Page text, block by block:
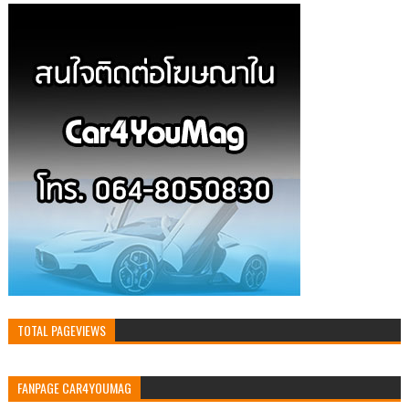
TOTAL PAGEVIEWS
FANPAGE CAR4YOUMAG